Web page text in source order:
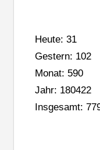
Heute: 31
Gestern: 102
Monat: 590
Jahr: 180422
Insgesamt: